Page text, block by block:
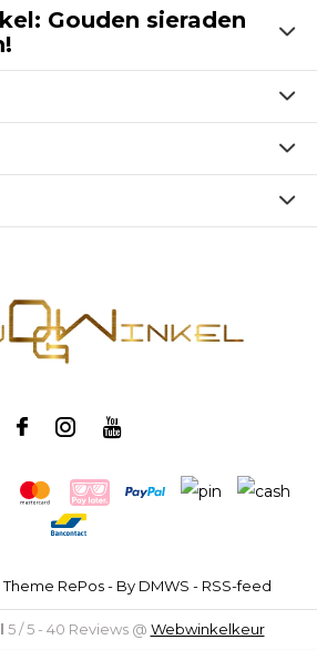
Gouden sieraden
Theme RePos - By DMWS - RSS-feed
5/5- 40 Reviews @ Webwinkelkeur